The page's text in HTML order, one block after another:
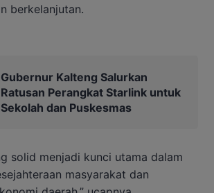
berkelanjutan.
Gubernur Kalteng Salurkan
Ratusan Perangkat Starlink untuk
Sekolah dan Puskesmas
solid menjadi kunci utama dalam
masyarakat dan